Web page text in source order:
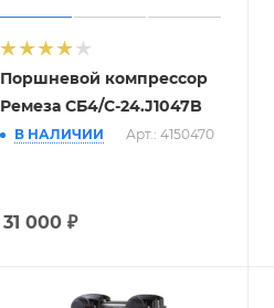
Поршневой компрессор
Ремеза СБ4/С-24.J1047B
В НАЛИЧИИ Арт.: 4150470
31 000 ₽